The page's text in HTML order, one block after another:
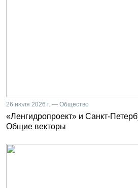
26 июля 2026 г. — Общество
«Ленгидропроект» и Санкт-
Общие векторы